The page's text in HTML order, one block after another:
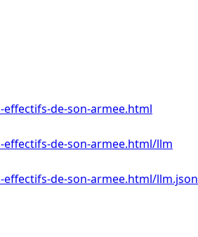
de-son-armee.html
de-son-armee.html/llm
de-son-armee.html/llm.json